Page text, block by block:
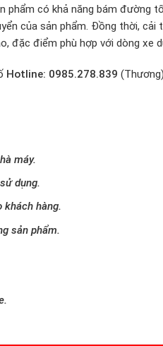
phẩm có khả năng bám
của sản phẩm. Đồng thời, cải
đặc điểm phù hợp với dòng xe
Hotline: 0985.278.839
máy.
dụng.
khách hàng.
sản phẩm.